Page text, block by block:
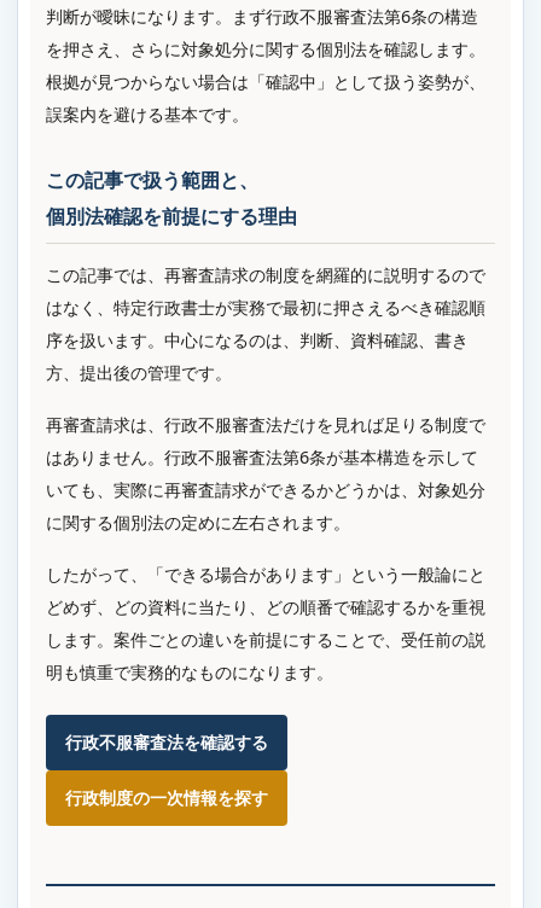
判断が曖昧になります。まず行政不服審査法第6条の構造
を押さえ、さらに対象処分に関する個別法を確認します。
根拠が見つからない場合は「確認中」として扱う姿勢が、
誤案内を避ける基本です。
この記事で扱う範囲と、
個別法確認を前提にする理由
この記事では、再審査請求の制度を網羅的に説明するので
はなく、特定行政書士が実務で最初に押さえるべき確認順
序を扱います。中心になるのは、判断、資料確認、書き
方、提出後の管理です。
再審査請求は、行政不服審査法だけを見れば足りる制度で
はありません。行政不服審査法第6条が基本構造を示して
いても、実際に再審査請求ができるかどうかは、対象処分
に関する個別法の定めに左右されます。
したがって、「できる場合があります」という一般論にと
どめず、どの資料に当たり、どの順番で確認するかを重視
します。案件ごとの違いを前提にすることで、受任前の説
明も慎重で実務的なものになります。
行政不服審査法を確認する
行政制度の一次情報を探す